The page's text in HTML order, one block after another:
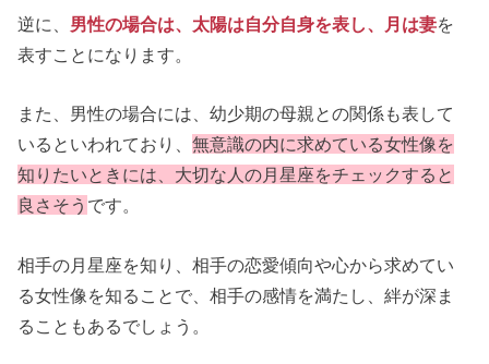
逆に、 男性の場合は、太陽は自分自身を表し、月は妻を
表すことになります。
また、男性の場合には、幼少期の母親との関係も表して
いるといわれており、無意識の内に求めている女性像を
知りたいときには、大切な人の月星座をチェックすると
良さそう です。
相手の月星座を知り、相手の恋愛傾向や心から求めてい
る女性像を知ることで、相手の感情を満たし、絆が深ま
ることもあるでしょう。